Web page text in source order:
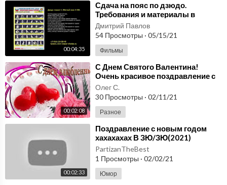
00:04:35
⁣Сдача на пояс по дзюдо.
Требования и материалы в
плакатах и на видео. kfvideo.ru
Дмитрий Павлов
54 Просмотры · 05/15/21
Фильмы
00:02:08
⁣С Днем Святого Валентина!
Очень красивое поздравление с
днем святого Валентина.
Олег С.
30 Просмотры · 02/11/21
Разное
00:02:33
⁣Поздравление с новым годом
хахахахах В ЗЮ/ЗЮ(2021)
PartizanTheBest
1 Просмотры · 02/02/21
Юмор